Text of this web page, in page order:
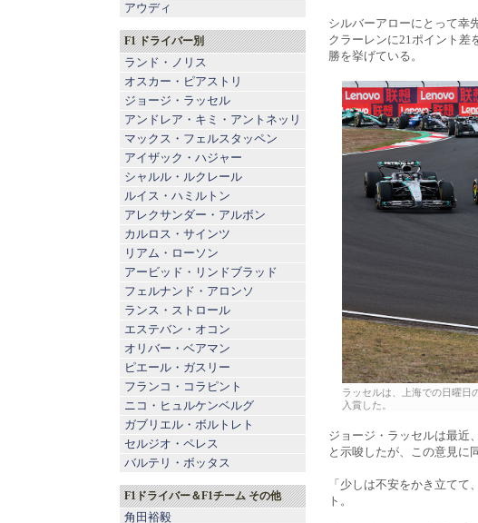
シルバーアローにとって幸
クラーレンに21ポイント差
勝を挙げている。
ラッセルは、上海での日曜日
入賞した。
ジョージ・ラッセルは最近
と示唆したが、この意見に
「少しは不安をかき立て
ト。
アウディ
F1 ドライバー別
ランド・ノリス
オスカー・ピアストリ
ジョージ・ラッセル
アンドレア・キミ・アントネッリ
マックス・フェルスタッペン
アイザック・ハジャー
シャルル・ルクレール
ルイス・ハミルトン
アレクサンダー・アルボン
カルロス・サインツ
リアム・ローソン
アービッド・リンドブラッド
フェルナンド・アロンソ
ランス・ストロール
エステバン・オコン
オリバー・ベアマン
ピエール・ガスリー
フランコ・コラピント
ニコ・ヒュルケンベルグ
ガブリエル・ボルトレト
セルジオ・ペレス
バルテリ・ボッタス
F1ドライバー＆F1チーム その他
角田裕毅